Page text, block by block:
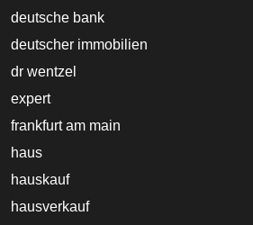
deutsche bank
deutscher immobilien
dr wentzel
expert
frankfurt am main
haus
hauskauf
hausverkauf